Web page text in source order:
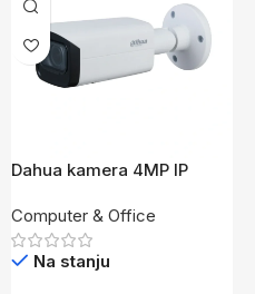
Dahua kamera 4MP IP
2812-S4
Computer & Office
Na stanju